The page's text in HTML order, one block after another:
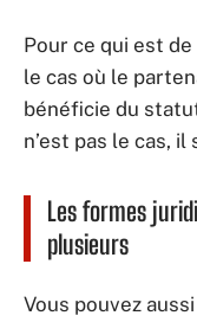
Pour ce qui est
le cas où le
bénéficie du
n’est pas le cas,
Les formes
plusieurs
Vous pouvez